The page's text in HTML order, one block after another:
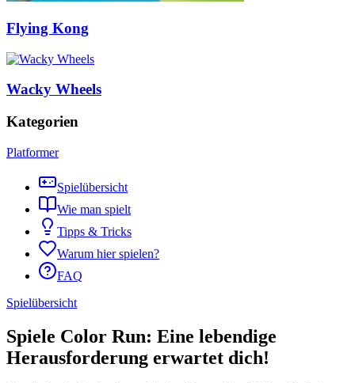
Flying Kong
Wacky Wheels
Kategorien
Platformer
Spielübersicht
Wie man spielt
Tipps & Tricks
Warum hier spielen?
FAQ
Spielübersicht
Spiele Color Run: Eine lebendige
Herausforderung erwartet dich!